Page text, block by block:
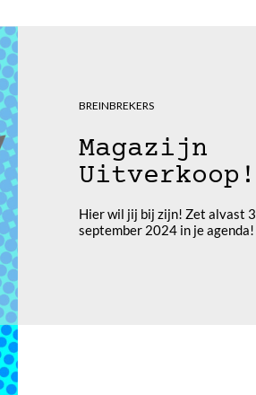
BREINBREKERS
Magazijn
Hier wil jij bij zijn! Zet alvast
september 2024 in je agenda!